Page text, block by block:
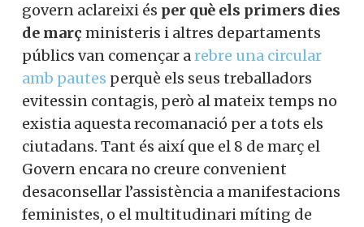
govern aclareixi és per què els primers dies
de març ministeris i altres departaments
públics van començar arebre una circular
amb pautes perquè els seus treballadors
evitessin contagis, però al mateix temps no
existia aquesta recomanació per a tots els
ciutadans. Tant és així que el 8 de març el
Govern encara no creure convenient
desaconsellar l’assistència a manifestacions
feministes, o el multitudinari míting de